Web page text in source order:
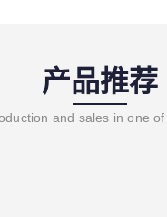
产品推荐
and sales in one